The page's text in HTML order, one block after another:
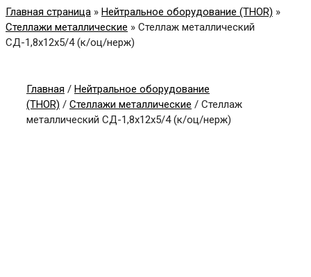
Главная страница » Нейтральное оборудование (THOR) »
Стеллажи металлические » Стеллаж металлический
СД-1,8x12x5/4 (к/оц/нерж)
Главная / Нейтральное оборудование
(THOR) / Стеллажи металлические / Стеллаж
металлический СД-1,8x12x5/4 (к/оц/нерж)